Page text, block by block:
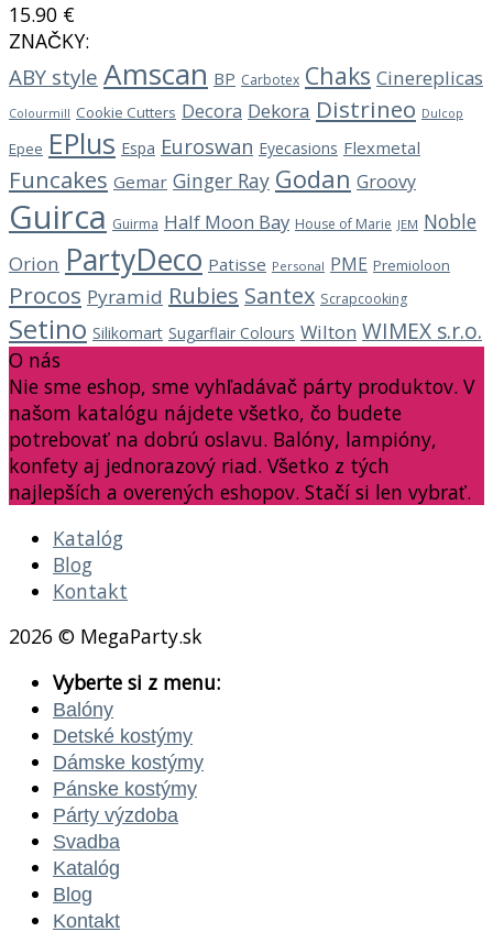
15.90 €
ZNAČKY:
ABY style Amscan BP Carbotex Chaks Cinereplicas
Colourmill Cookie Cutters Decora Dekora Distrineo Dulcop
Epee EPlus Espa Euroswan Eyecasions Flexmetal
Funcakes Gemar Ginger Ray Godan Groovy
Guirca Guirma Half Moon Bay House of Marie JEM Noble
Orion PartyDeco Patisse Personal PME Premioloon
Procos Pyramid Rubies Santex Scrapcooking
Setino Silikomart Sugarflair Colours Wilton WIMEX s.r.o.
O nás
Nie sme eshop, sme vyhľadávač párty produktov. V
našom katalógu nájdete všetko, čo budete
potrebovať na dobrú oslavu. Balóny, lampióny,
konfety aj jednorazový riad. Všetko z tých
najlepších a overených eshopov. Stačí si len vybrať.
Katalóg
Blog
Kontakt
2026 © MegaParty.sk
Vyberte si z menu:
Balóny
Detské kostýmy
Dámske kostýmy
Pánske kostýmy
Párty výzdoba
Svadba
Katalóg
Blog
Kontakt